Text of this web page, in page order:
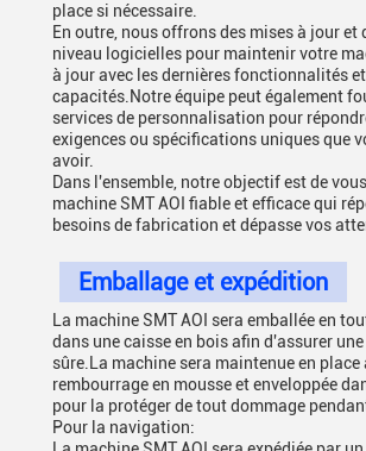
place si nécessaire.
En outre, nous offrons des mises à jour et
niveau logicielles pour maintenir votre
à jour avec les dernières fonctionnalités et
capacités.Notre équipe peut également
services de personnalisation pour
exigences ou spécifications uniques que
avoir.
Dans l'ensemble, notre objectif est de
machine SMT AOI fiable et efficace qui
besoins de fabrication et dépasse vos
Emballage et expédition
La machine SMT AOI sera emballée en
dans une caisse en bois afin d'assurer
sûre.La machine sera maintenue en place
rembourrage en mousse et enveloppée
pour la protéger de tout dommage
Pour la navigation: